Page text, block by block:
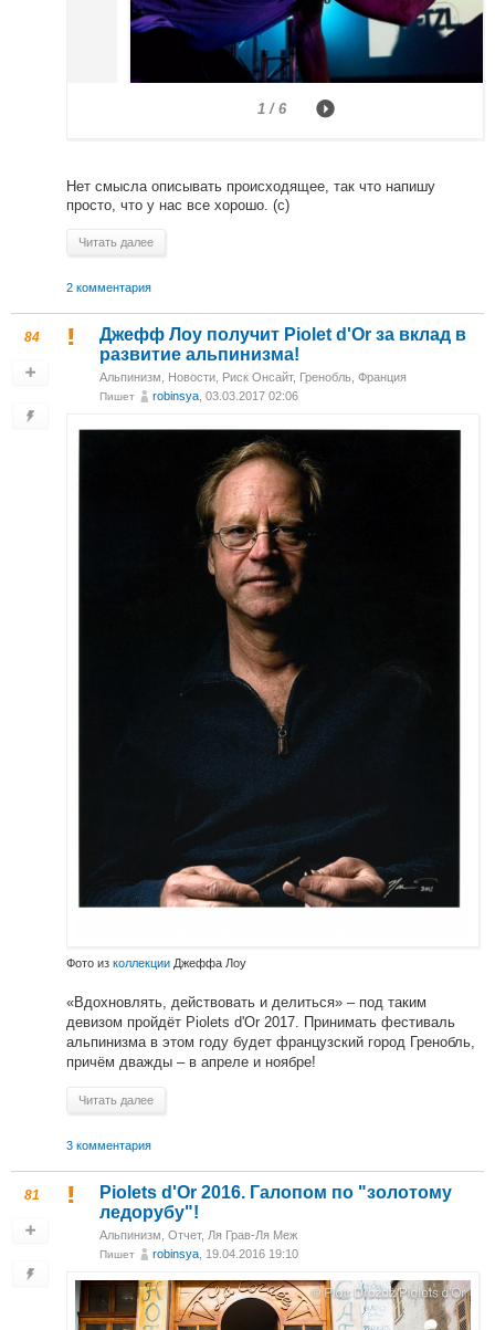
1 / 6
Нет смысла описывать происходящее, так что напишу
просто, что у нас все хорошо. (с)
Читать далее
2 комментария
84
Джефф Лоу получит Piolet d'Or за вклад в
развитие альпинизма!
Альпинизм Новости Риск Онсайт, Гренобль, Франция
Пишет robinsya , 03.03.2017 02:06
Фото из коллекции Джеффа Лоу
«Вдохновлять, действовать и делиться» – под таким
девизом пройдёт Piolets d'Or 2017. Принимать фестиваль
альпинизма в этом году будет французский город Гренобль,
причём дважды – в апреле и ноябре!
Читать далее
3 комментария
81
Piolets d'Or 2016. Галопом по "золотому
ледорубу"!
Альпинизм Отчет, Ля Грав-Ля Меж
Пишет robinsya , 19.04.2016 19:10